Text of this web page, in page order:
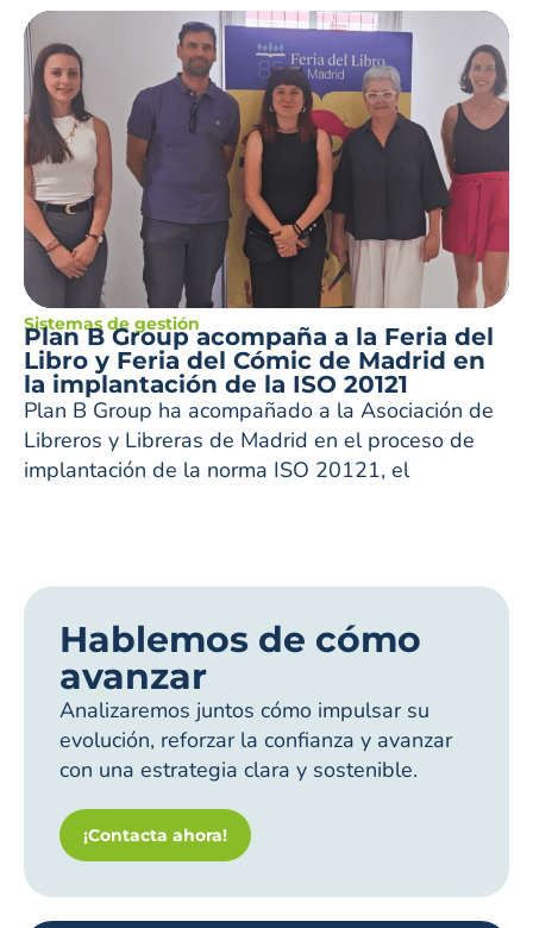
Sistemas de gestión
Plan B Group acompaña a la Feria del
Libro y Feria del Cómic de Madrid en
la implantación de la ISO 20121
Plan B Group ha acompañado a la Asociación de
Libreros y Libreras de Madrid en el proceso de
implantación de la norma ISO 20121, el
Hablemos de cómo
avanzar
Analizaremos juntos cómo impulsar su
evolución, reforzar la confianza y avanzar
con una estrategia clara y sostenible.
¡Contacta ahora!